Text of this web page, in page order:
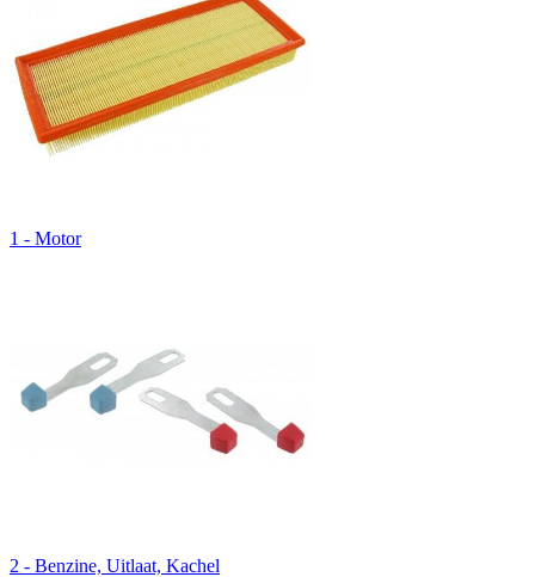
1 - Motor
2 - Benzine, Uitlaat, Kachel